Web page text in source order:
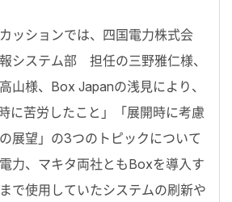
ッションでは、四国電力株式会
ステム部 担任の三野雅仁様、
山様、Box Japanの浅見により、
に苦労したこと」「展開時に考慮
展望」の3つのトピックについて
力、マキタ両社ともBoxを導入す
で使用していたシステムの刷新や